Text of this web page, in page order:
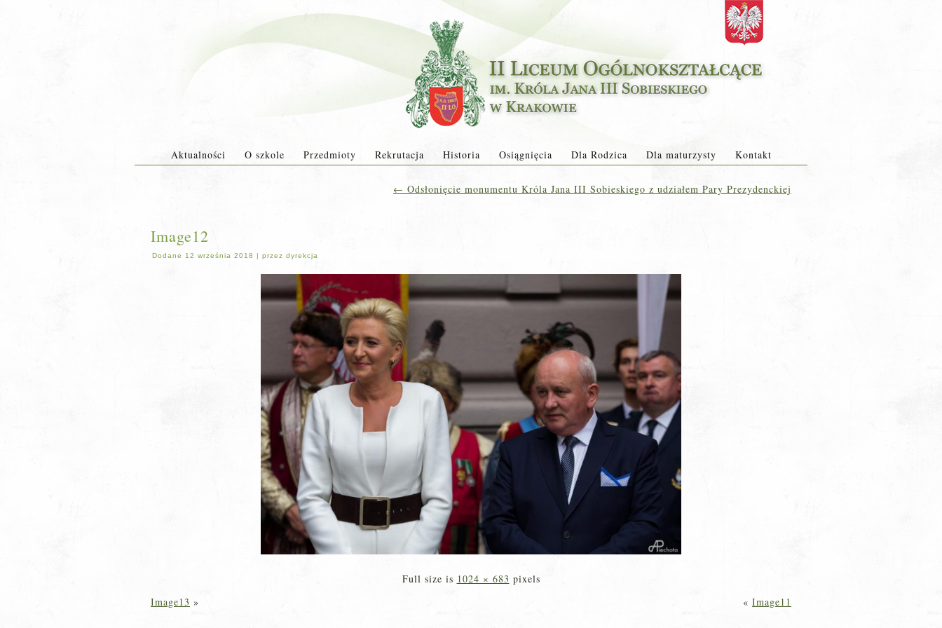
Aktualności O szkole Przedmioty Rekrutacja Historia Osiągnięcia Dla Rodzica Dla maturzysty Kontakt
← Odsłonięcie monumentu Króla Jana III Sobieskiego z udziałem Pary Prezydenckiej
Image12
Dodane 12 września 2018 | przez dyrekcja
Full size is 1024 × 683 pixels
Image13 » « Image11